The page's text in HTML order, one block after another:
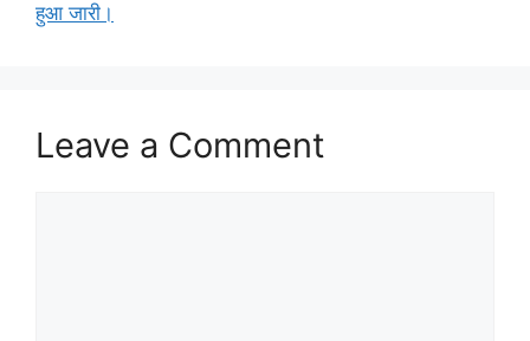
हुआ जारी।
Leave a Comment